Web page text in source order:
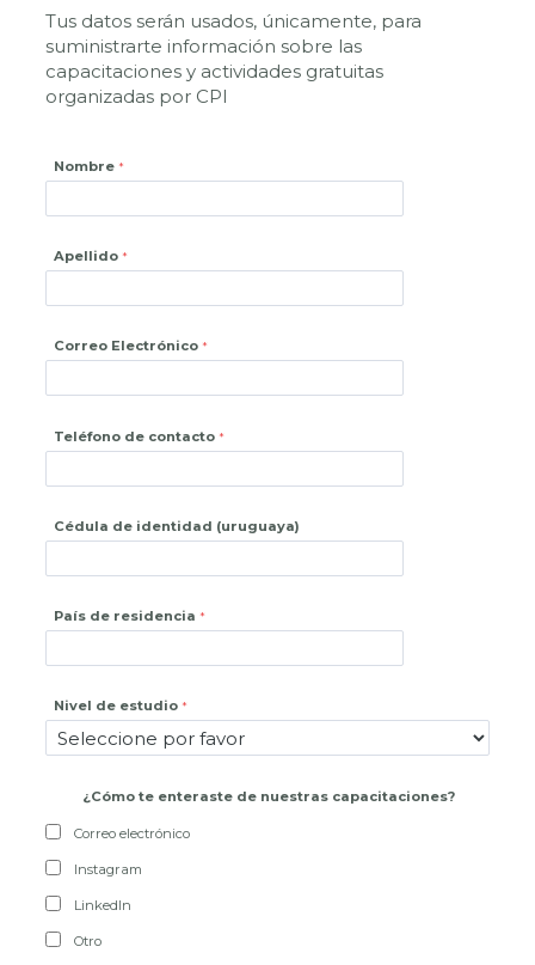
Tus datos serán usados, únicamente, para
suministrarte información sobre las
capacitaciones y actividades gratuitas
organizadas por CPI
Nombre
Apellido
Correo Electrónico
Teléfono de contacto
Cédula de identidad (uruguaya)
País de residencia
Nivel de estudio
¿ Cómo te enteraste de nuestras capacitaciones?
Correo electrónico
Instagram
LinkedIn
Otro